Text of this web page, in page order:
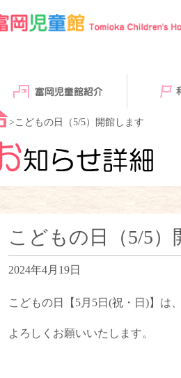
児童館紹介
こどもの日（5/5）開館します
こどもの日（5/5）
2024年4月19日
こどもの日【5月5日(祝・日)】は
よろしくお願いいたします。